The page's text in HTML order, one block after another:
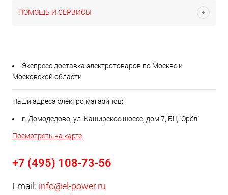
ПОМОЩЬ И СЕРВИСЫ
Экспресс доставка электротоваров по Москве и
Московской области
Наши адреса электро магазинов:
г. Домодедово, ул. Каширское шоссе, дом 7, БЦ "Орёл"
Посмотреть на карте
+7 (495) 108-73-56
Email: info@el-power.ru